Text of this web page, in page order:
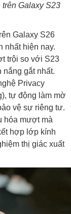
Galaxy S23
Galaxy S26
nhất hiện nay.
trội so với S23
gắt nhất.
Privacy
tự động làm mờ
vệ sự riêng tư.
hóa mượt mà
hợp lớp kính
thị giác xuất